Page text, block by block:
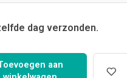
dag verzonden.
aan